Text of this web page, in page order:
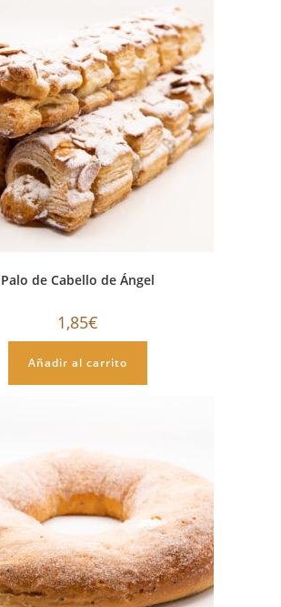
Palo de Cabello de Ángel
1,85€
Añadir al carrito